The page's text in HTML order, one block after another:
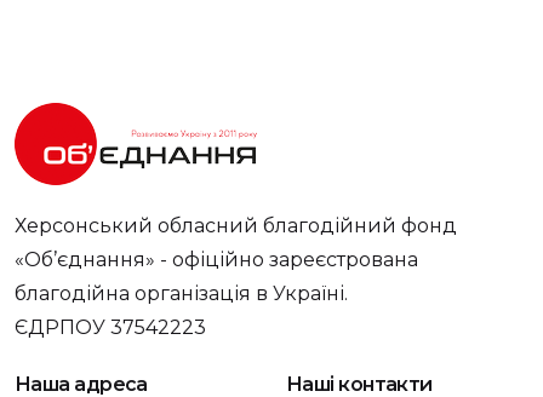
Херсонський обласний благодійний фонд
«Об’єднання» - офіційно зареєстрована
благодійна організація в Україні.
ЄДРПОУ 37542223
Наша адреса Наші контакти